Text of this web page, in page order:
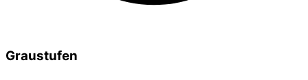
Graustufen